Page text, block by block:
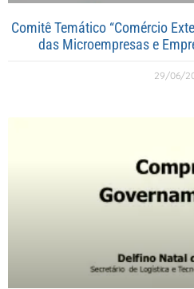
Comitê Temático “Comércio
das Microempresas e
29/06/